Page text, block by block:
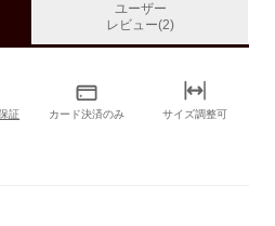
ユーザー
レビュー(2)
証 カード決済のみ サイズ調整可